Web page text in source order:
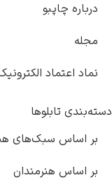
هنری